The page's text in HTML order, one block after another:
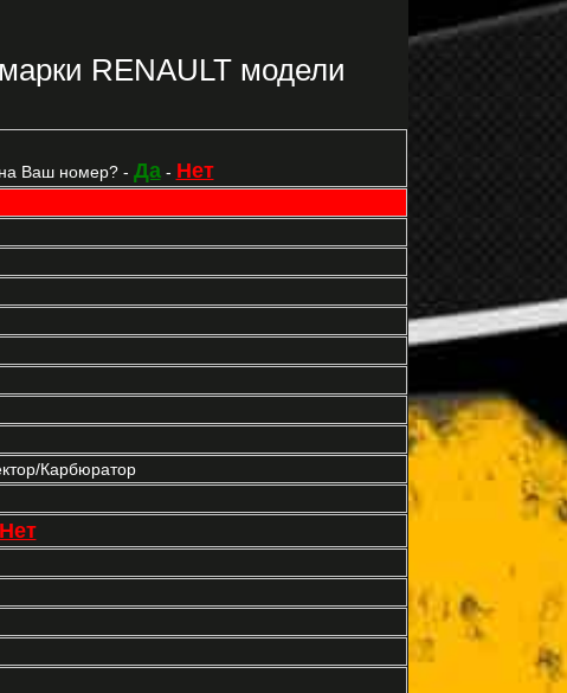
RENAULT модели
Ваш номер? - Да- Нет
Карбюратор
Нет